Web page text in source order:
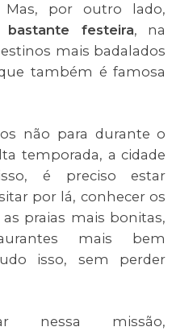
Mas, por outro lado,
bastante festeira, na
mais badalados
também é famosa
não para durante o
temporada, a cidade
é preciso estar
por lá, conhecer os
praias mais bonitas,
mais bem
isso, sem perder
nessa missão,